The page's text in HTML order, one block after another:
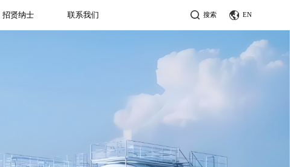
招贤纳士 联系我们 搜索 EN